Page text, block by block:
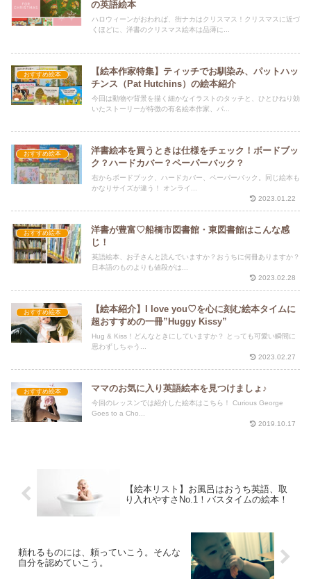
の英語絵本
ハロウィーンがおわれば、街ナカはクリスマス！クリスマスに近づ
くほどに、洋書のクリスマス絵本は品薄に...
おすすめ絵本
【絵本作家特集】ティッチでお馴染み、パットハッ
チンス（Pat Hutchins）の絵本紹介
今回は動物や背景を描く細かなイラストのタッチと、ひとひねり効
いたストーリーが特徴の有名絵本作家、パ...
おすすめ絵本
洋書絵本を買うときは仕様をチェック！ボードブッ
ク？ハードカバー？ペーパーバック？
右からボードブック、ハードカバー、ペーパーバック。同じ絵本も
かなりサイズが違う！ オンライ...
2023.01.22
おすすめ絵本
洋書が豊富♡船橋市図書館・東図書館はこんな感
じ！
英語絵本、お子さんと読んでいますか？おうちに何冊ありますか？
日本語のものよりも値段がは...
2023.02.28
おすすめ絵本
【絵本紹介】I love you♡を心に刻む絵本タイムに
超おすすめの一冊”Huggy Kissy”
Hug & Kiss！どんなときにしていますか？ とっても可愛い瞬間に
思わずしちゃう...
2023.02.27
おすすめ絵本 ママのお気に入り英語絵本を見つけましょ♪
今回のレッスンでは紹介した絵本はこちら！ Curious George
Goes to a Cho...
2019.10.17
【絵本リスト】お風呂はおうち英語、取
り入れやすさNo.1！バスタイムの絵本！
頼れるものには、頼っていこう。そんな
自分を認めていこう。